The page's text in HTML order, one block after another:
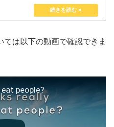
は以下の動画で確認できま
people?